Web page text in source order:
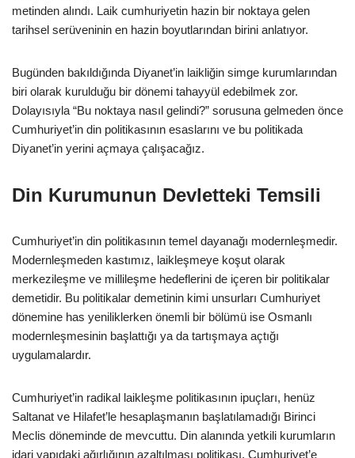
metinden alındı. Laik cumhuriyetin hazin bir noktaya gelen
tarihsel serüveninin en hazin boyutlarından birini anlatıyor.
Bugünden bakıldığında Diyanet’in laikliğin simge kurumlarından
biri olarak kurulduğu bir dönemi tahayyül edebilmek zor.
Dolayısıyla “Bu noktaya nasıl gelindi?” sorusuna gelmeden önce
Cumhuriyet’in din politikasının esaslarını ve bu politikada
Diyanet’in yerini açmaya çalışacağız.
Din Kurumunun Devletteki Temsili
Cumhuriyet’in din politikasının temel dayanağı modernleşmedir.
Modernleşmeden kastımız, laikleşmeye koşut olarak
merkezileşme ve millileşme hedeflerini de içeren bir politikalar
demetidir. Bu politikalar demetinin kimi unsurları Cumhuriyet
dönemine has yeniliklerken önemli bir bölümü ise Osmanlı
modernleşmesinin başlattığı ya da tartışmaya açtığı
uygulamalardır.
Cumhuriyet’in radikal laikleşme politikasının ipuçları, henüz
Saltanat ve Hilafet’le hesaplaşmanın başlatılamadığı Birinci
Meclis döneminde de mevcuttu. Din alanında yetkili kurumların
idari yapıdaki ağırlığının azaltılması politikası, Cumhuriyet’e